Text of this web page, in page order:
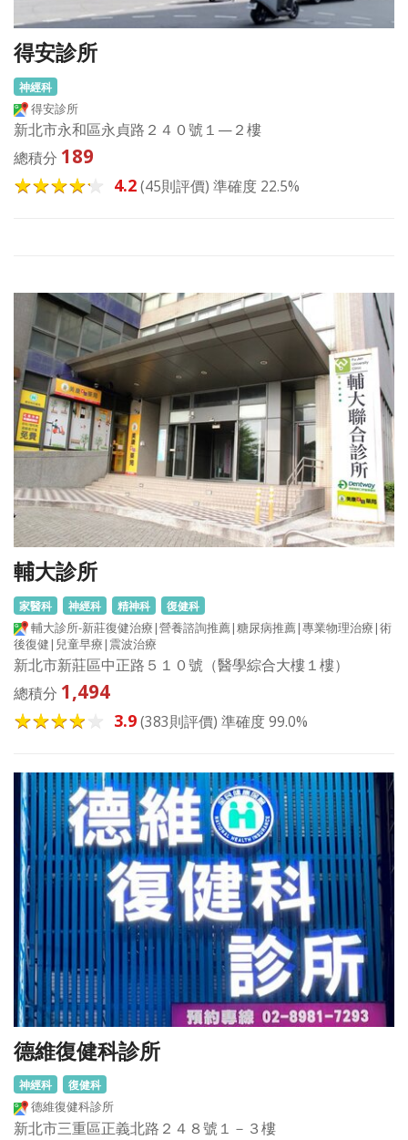
得安診所
神經科
得安診所
新北市永和區永貞路２４０號１—２樓
總積分 189
4.2(45則評價) 準確度 22.5%
輔大診所
家醫科 神經科 精神科 復健科
輔大診所-新莊復健治療|營養諮詢推薦|糖尿病推薦|專業物理治療|術
後復健|兒童早療|震波治療
新北市新莊區中正路５１０號（醫學綜合大樓１樓）
總積分 1,494
3.9(383則評價) 準確度 99.0%
德維復健科診所
神經科 復健科
德維復健科診所
新北市三重區正義北路２４８號１－３樓